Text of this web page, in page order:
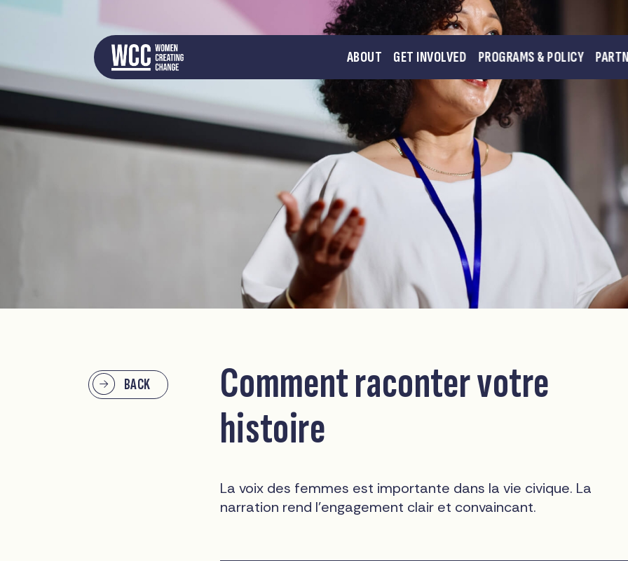
ABOUT GET INVOLVED PROGRAMS & POLICY
BACK
Comment raconter votre
histoire
La voix des femmes est importante dans la vie civique. La
narration rend l'engagement clair et convaincant.